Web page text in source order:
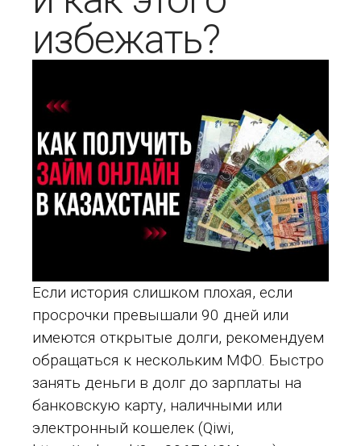
избежать?
Если история слишком плохая, если
просрочки превышали 90 дней или
имеются открытые долги, рекомендуем
обращаться к нескольким МФО. Быстро
занять деньги в долг до зарплаты на
банковскую карту, наличными или
электронный кошелек (Qiwi,